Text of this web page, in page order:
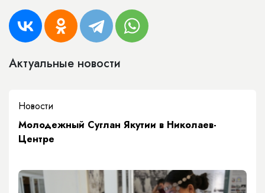
Актуальные новости
Новости
Молодежный Суглан Якутии в Николаев-
Центре